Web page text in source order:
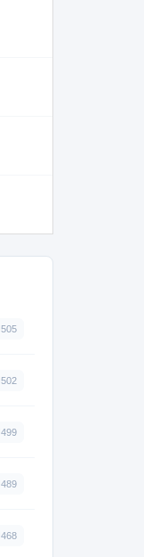
505
502
499
489
468